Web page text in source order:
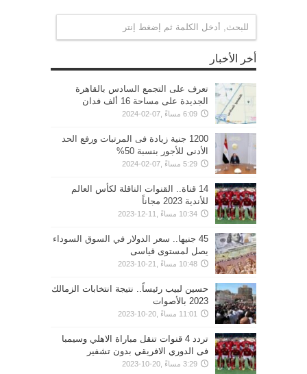
أخر الأخبار
تعرف على التجمع السادس بالقاهرة
الجديدة على مساحة 16 ألف فدان
6:09 مساءً ,07-02-2024
1200 جنية زيادة فى المرتبات ورفع الحد
الأدنى للأجور بنسبة 50%
5:29 مساءً ,07-02-2024
14 قناة.. القنوات الناقلة لكأس العالم
للأندية 2023 مجاناً
10:34 مساءً ,11-12-2023
45 جنيها.. سعر الدولار في السوق السوداء
يصل لمستوى قياسى
10:48 مساءً ,21-10-2023
حسين لبيب رئيساً.. نتيجة انتخابات الزمالك
2023 بالأصوات
11:01 مساءً ,20-10-2023
تردد 4 قنوات تنقل مباراة الاهلي وسيمبا
فى الدوري الافريقي بدون تشفير
3:29 مساءً ,20-10-2023